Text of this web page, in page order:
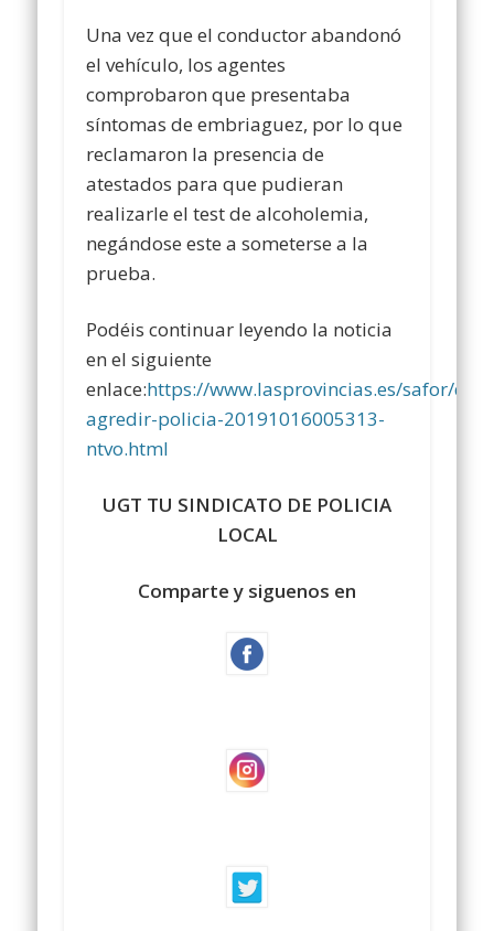
Una vez que el conductor abandonó
el vehículo, los agentes
comprobaron que presentaba
síntomas de embriaguez, por lo que
reclamaron la presencia de
atestados para que pudieran
realizarle el test de alcoholemia,
negándose este a someterse a la
prueba.
Podéis continuar leyendo la noticia
en el siguiente
enlace:https://www.lasprovincias.es/safor/
agredir-policia-20191016005313-
ntvo.html
UGT TU SINDICATO DE POLICIA
LOCAL
Comparte y siguenos en